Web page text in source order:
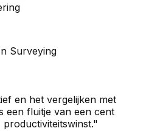
Surveying
en het vergelijken met
een fluitje van een cent
"